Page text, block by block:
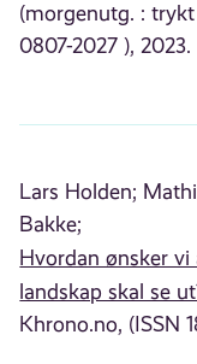
(morgenutg. : trykt
0807-2027 ),
Lars Holden;
Bakke;
Hvordan ønsker
landskap skal se
Khrono.no, (ISSN